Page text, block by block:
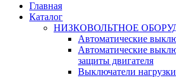
Главная
Каталог
НИЗКОВОЛЬТНОЕ
Автоматические
Автоматические
защиты двигателя
Выключатели нагрузки